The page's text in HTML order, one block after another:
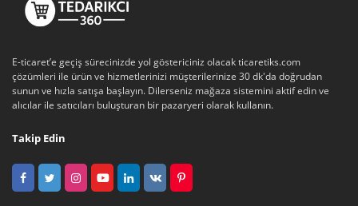
E-ticaret’e geçiş sürecinizde yol göstericiniz olacak ticaretiks.com
çözümleri ile ürün ve hizmetlerinizi müşterilerinize 30 dk'da doğrudan
sunun ve hızla satışa başlayın. Dilerseniz mağaza sistemini aktif edin ve
alıcılar ile satıcıları buluşturan bir pazaryeri olarak kullanın.
Takip Edin